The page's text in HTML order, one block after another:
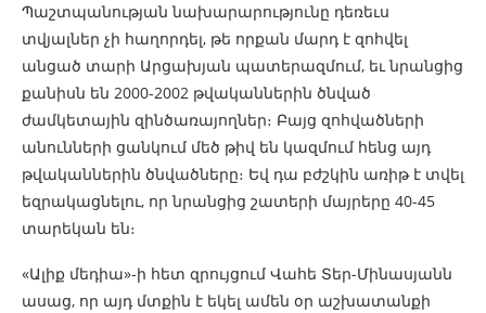
Պաշտպանության նախարարությունը դեռեւս
տվյալներ չի հաղորդել, թե որքան մարդ է զոհվել
անցած տարի Արցախյան պատերազմում, եւ նրանցից
քանիսն են 2000-2002 թվականներին ծնված
ժամկետային զինծառայողներ։ Բայց զոհվածների
անունների ցանկում մեծ թիվ են կազմում հենց այդ
թվականներին ծնվածները։ Եվ դա բժշկին առիթ է տվել
եզրակացնելու, որ նրանցից շատերի մայրերը 40-45
տարեկան են։
«Ալիք մեդիա»-ի հետ զրույցում Վահե Տեր-Մինասյանն
ասաց, որ այդ մտքին է եկել ամեն օր աշխատանքի